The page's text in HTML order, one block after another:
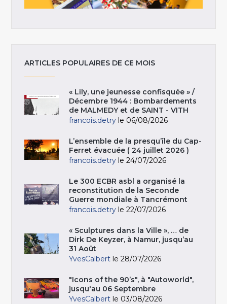
ARTICLES POPULAIRES DE CE MOIS
« Lily, une jeunesse confisquée » /
Décembre 1944 : Bombardements
de MALMEDY et de SAINT - VITH
francois.detry le 06/08/2026
L’ensemble de la presqu’île du Cap-
Ferret évacuée ( 24 juillet 2026 )
francois.detry le 24/07/2026
Le 300 ECBR asbl a organisé la
reconstitution de la Seconde
Guerre mondiale à Tancrémont
francois.detry le 22/07/2026
« Sculptures dans la Ville », … de
Dirk De Keyzer, à Namur, jusqu’au
31 Août
YvesCalbert le 28/07/2026
"Icons of the 90’s", à "Autoworld",
jusqu'au 06 Septembre
YvesCalbert le 03/08/2026